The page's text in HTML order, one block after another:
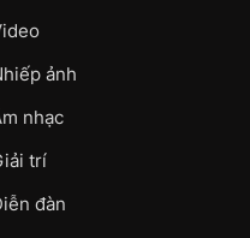
ảnh
nhạc
trí
đàn